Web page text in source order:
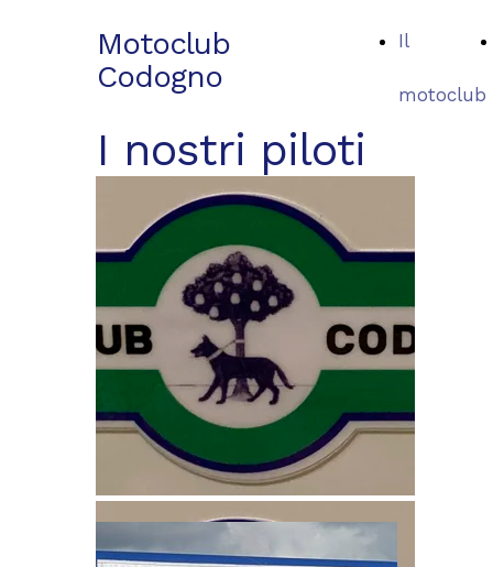
Il
motoclub
Motoclub
Codogno
I nostri piloti